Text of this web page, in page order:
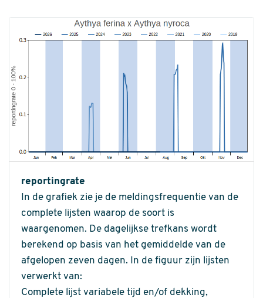
reportingrate
In de grafiek zie je de meldingsfrequentie van de
complete lijsten waarop de soort is
waargenomen. De dagelijkse trefkans wordt
berekend op basis van het gemiddelde van de
afgelopen zeven dagen. In de figuur zijn lijsten
verwerkt van:
Complete lijst variabele tijd en/of dekking,